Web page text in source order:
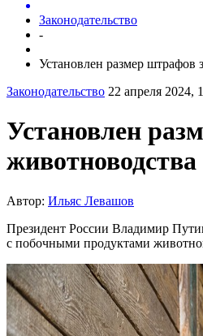
Законодательство
-
Установлен размер штрафов
Законодательство 22 апреля 2024,
Установлен
животноводства
Автор: Ильяс Левашов
Президент России Владимир
с побочными продуктами